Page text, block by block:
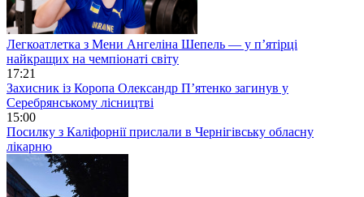
Легкоатлетка з Мени Ангеліна Шепель — у п’ятірці
найкращих на чемпіонаті світу
17:21
Захисник із Коропа Олександр П’ятенко загинув у
Серебрянському лісництві
15:00
Посилку з Каліфорнії прислали в Чернігівську обласну
лікарню